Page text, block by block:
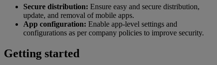
Secure distribution: Ensure easy and secure distribution,
update, and removal of mobile apps.
App configuration: Enable app-level settings and
configurations as per company policies to improve security.
Getting started